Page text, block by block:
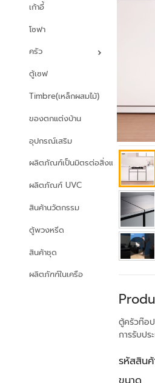
เก้าอี้
โซฟา
ครัว
ตู้เซฟ
Timbre(เหล็กผสมไม้)
ของตกแต่งบ้าน
อุปกรณ์เสริม
ผลิตภัณฑ์เป็นมิตรต่อสิ่งแวดล้อม
ผลิตภัณฑ์ UVC
สินค้านวัตกรรม
ตู้พวงหรีด
สินค้าชุด
ผลิตภัฑฑ์ในเครือ
ตู้ครัวท๊อ
การรับป
รหัสสินค้